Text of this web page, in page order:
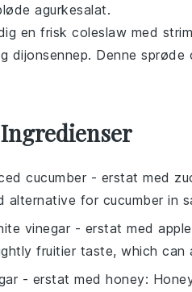
agurkesalat.
en frisk coleslaw med
dijonsennep. Denne
cucumber - erstat med
alternative for cucumber in
vinegar - erstat med
fruitier taste, which can
- erstat med honey: